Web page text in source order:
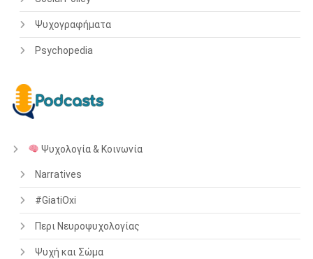
Ψυχογραφήματα
Psychopedia
Ψυχολογία & Κοινωνία
Narratives
#GiatiOxi
Περι Νευροψυχολογίας
Ψυχή και Σώμα